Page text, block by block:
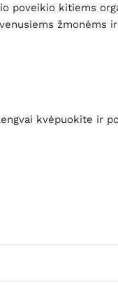
poveikio kitiems
žmonėms
kvėpuokite ir